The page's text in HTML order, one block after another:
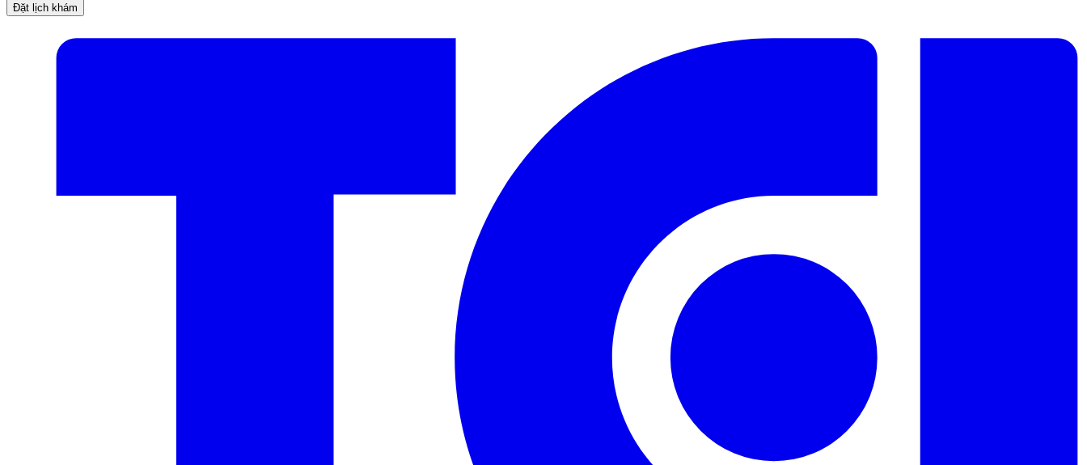
Đặt lịch khám